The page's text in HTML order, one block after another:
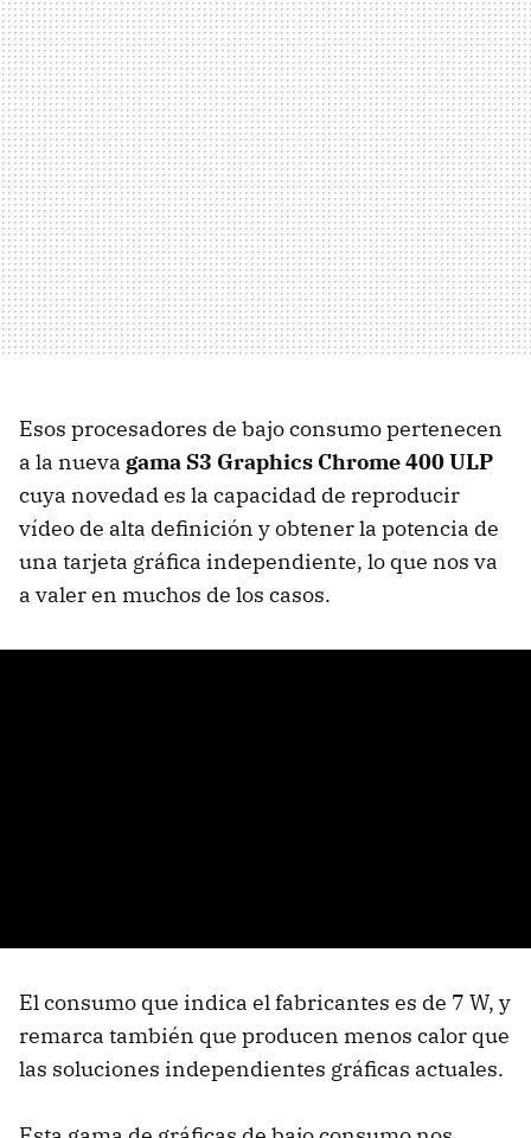
Esos procesadores de bajo consumo pertenecen
a la nueva gama S3 Graphics Chrome 400 ULP
cuya novedad es la capacidad de reproducir
vídeo de alta definición y obtener la potencia de
una tarjeta gráfica independiente, lo que nos va
a valer en muchos de los casos.
El consumo que indica el fabricantes es de 7 W, y
remarca también que producen menos calor que
las soluciones independientes gráficas actuales.